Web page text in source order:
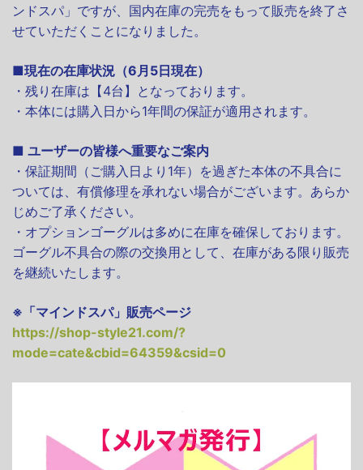
ンドスパ」ですが、国内在庫の完売をもって販売を終了さ
せていただくことになりました。
■現在の在庫状況（6月5日現在）
・残り在庫は【4台】となっております。
・本体には購入日から1年間の保証が適用されます。
■ ユーザーの皆様へ重要なご案内
・保証期間（ご購入日より1年）を過ぎた本体の不具合に
ついては、有償修理を承れない場合がございます。あらか
じめご了承ください。
・オプションゴーグルは多めに在庫を確保しております。
ゴーグル不具合の際の交換用として、在庫がある限り販売
を継続いたします。
※「マインドスパ」販売ページ
https://shop-style21.com/?
mode=cate&cbid=64359&csid=0